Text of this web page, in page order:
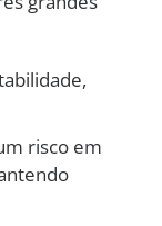
risco em